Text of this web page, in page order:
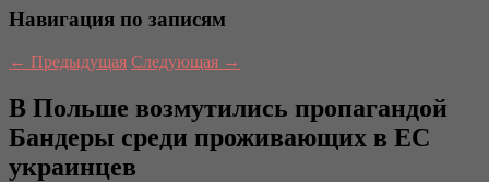
Навигация по записям
← Предыдущая Следующая →
В Польше возмутились пропагандой
Бандеры среди проживающих в ЕС
украинцев